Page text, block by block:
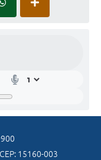
15160-003